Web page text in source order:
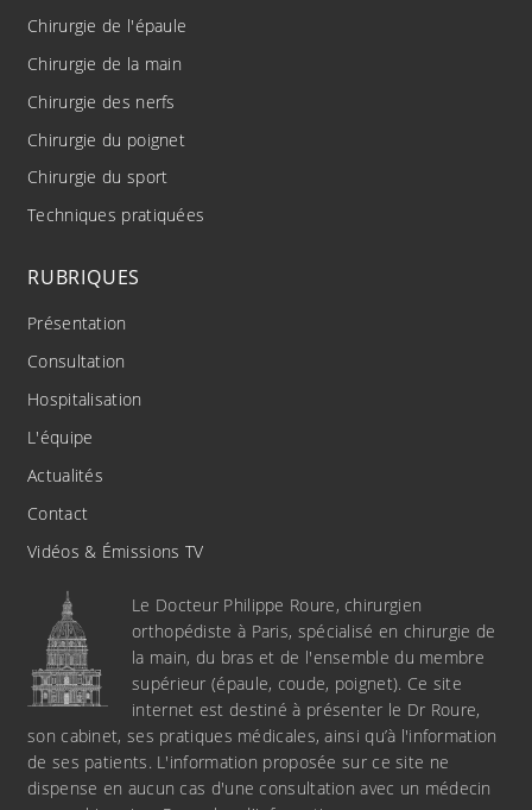
Chirurgie de l'épaule
Chirurgie de la main
Chirurgie des nerfs
Chirurgie du poignet
Chirurgie du sport
Techniques pratiquées
RUBRIQUES
Présentation
Consultation
Hospitalisation
L'équipe
Actualités
Contact
Vidéos & Émissions TV
Le Docteur Philippe Roure, chirurgien
orthopédiste à Paris, spécialisé en chirurgie de
la main, du bras et de l'ensemble du membre
supérieur (épaule, coude, poignet). Ce site
internet est destiné à présenter le Dr Roure,
son cabinet, ses pratiques médicales, ainsi qu’à l'information
de ses patients. L'information proposée sur ce site ne
dispense en aucun cas d'une consultation avec un médecin